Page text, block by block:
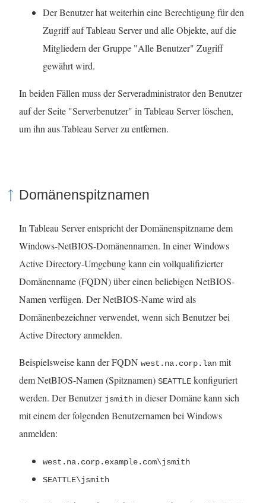
Der Benutzer hat weiterhin eine Berechtigung für den
Zugriff auf Tableau Server und alle Objekte, auf die
Mitgliedern der Gruppe "Alle Benutzer" Zugriff
gewährt wird.
In beiden Fällen muss der Serveradministrator den Benutzer
auf der Seite "Serverbenutzer" in Tableau Server löschen,
um ihn aus Tableau Server zu entfernen.
Domänenspitznamen
In Tableau Server entspricht der Domänenspitzname dem
Windows-NetBIOS-Domänennamen. In einer Windows
Active Directory-Umgebung kann ein vollqualifizierter
Domänenname (FQDN) über einen beliebigen NetBIOS-
Namen verfügen. Der NetBIOS-Name wird als
Domänenbezeichner verwendet, wenn sich Benutzer bei
Active Directory anmelden.
Beispielsweise kann der FQDN west.na.corp.lan mit
dem NetBIOS-Namen (Spitznamen) SEATTLE konfiguriert
werden. Der Benutzer jsmith in dieser Domäne kann sich
mit einem der folgenden Benutzernamen bei Windows
anmelden:
west.na.corp.example.com\jsmith
SEATTLE\jsmith